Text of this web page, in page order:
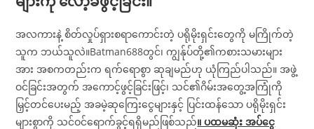
အလကားနဲ့ စိတ်လှုပ်ရှားစရာကောင်းတဲ့ ပရိုမိုးရှင်းတွေကို မကြိုက်တဲ့
သူက ဘယ်သူလဲ။Batman688တွင်၊ ကျွန်ုပ်တို့၏ကစားသမားများ
အား အစကတည်းက ရက်ရောစွာ ဆုချမည်ဟု ယုံကြည်ပါသည်။ အဖွဲ့
ဝင်ခြင်းအတွက် အကောင့်ဖွင့်ခြင်းဖြင့်၊ သင်၏ဂိမ်းအတွေ့အကြုံကို
မြှင့်တင်ပေးမည့် အခမဲ့ဆုကြေးငွေများနှင့် ပြင်းထန်သော ပရိုမိုးရှင်း
များစွာကို သင်ဝင်ရောက်ခွင့်ရရှိမည်ဖြစ်သည်။ ပထမဆုံး အပ်ငွေ